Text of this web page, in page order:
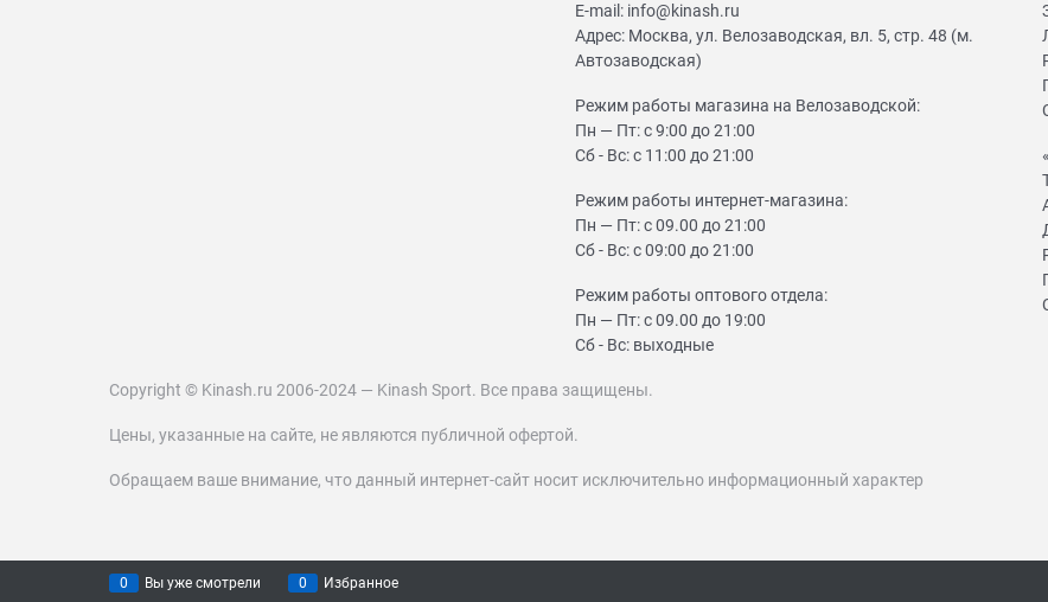
E-mail: info@kinash.ru
Адрес: Москва, ул. Велозаводская, вл. 5, стр. 48 (м.
Автозаводская)
Режим работы магазина на Велозаводской:
Пн — Пт: с 9:00 до 21:00
Сб - Вс: с 11:00 до 21:00
Режим работы интернет-магазина:
Пн — Пт: с 09.00 до 21:00
Сб - Вс: с 09:00 до 21:00
Режим работы оптового отдела:
Пн — Пт: с 09.00 до 19:00
Сб - Вс: выходные
Copyright © Kinash.ru 2006-2024 — Kinash Sport. Все права защищены.
Цены, указанные на сайте, не являются публичной офертой.
Обращаем ваше внимание, что данный интернет-сайт носит исключительно информационный характер
0 Вы уже смотрели 0 Избранное